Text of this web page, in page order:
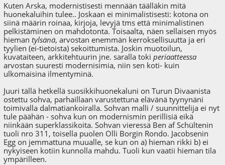
Kuten Arska, modernistisesti mennään täälläkin mitä
huonekaluihin tulee.. Joskaan ei minimalistisesti: kotona on
siinä määrin roinaa, kirjoja, levyjä tms että minimalistinen
pelkistäminen on mahdotonta. Toisaalta, näen sellaisen myös
hiemantylsänä, arvostan enemmän kerroksellisuutta ja eri
tyylien (ei-tietoista) sekoittumista. Joskin muotoilun,
kuvataiteen, arkkitehtuurin jne. saralla tokiperiaatteessa
arvostan suuresti modernisimia, niin sen koti- kuin
ulkomaisina ilmentyminä.
Juuri tällä hetkellä suosikkihuonekaluni on Turun Divaanista
ostettu sohva, parhaillaan varustettuna elävänä tyynynäni
toimivalla dalmatiankoiralla. Sohvan malli / suunnittelija ei nyt
tule päähän - sohva kun on modernismin perillisiä eikä
niinkään superklassikoita. Sohvan vieressä Ben af Schültenin
tuoli nro 311, toisella puolen Olli Borgin Rondo. Jacobsenin
Egg on jemmattuna muualle, se kun on a) hieman rikki b) ei
nykyiseen kotiin kunnolla mahdu. Tuoli kun vaatii hieman tila
ympärilleen.